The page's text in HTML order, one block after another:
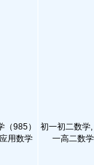
（985）
用数学
初一初二数学
一高二数